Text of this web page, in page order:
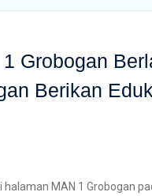
Grobogan
Berikan
MAN 1 Grobogan